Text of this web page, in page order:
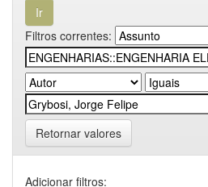
Filtros correntes:
Retornar valores
Adicionar filtros: